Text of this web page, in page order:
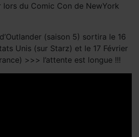
projecteurs
- Conventions
Outlander,
TRADUCTION
- Saison 5
lors du Comic Con de NewYork
(saison 5) sortira le 16
Unis (sur Starz) et le 17 Février
>>> l’attente est longue !!!